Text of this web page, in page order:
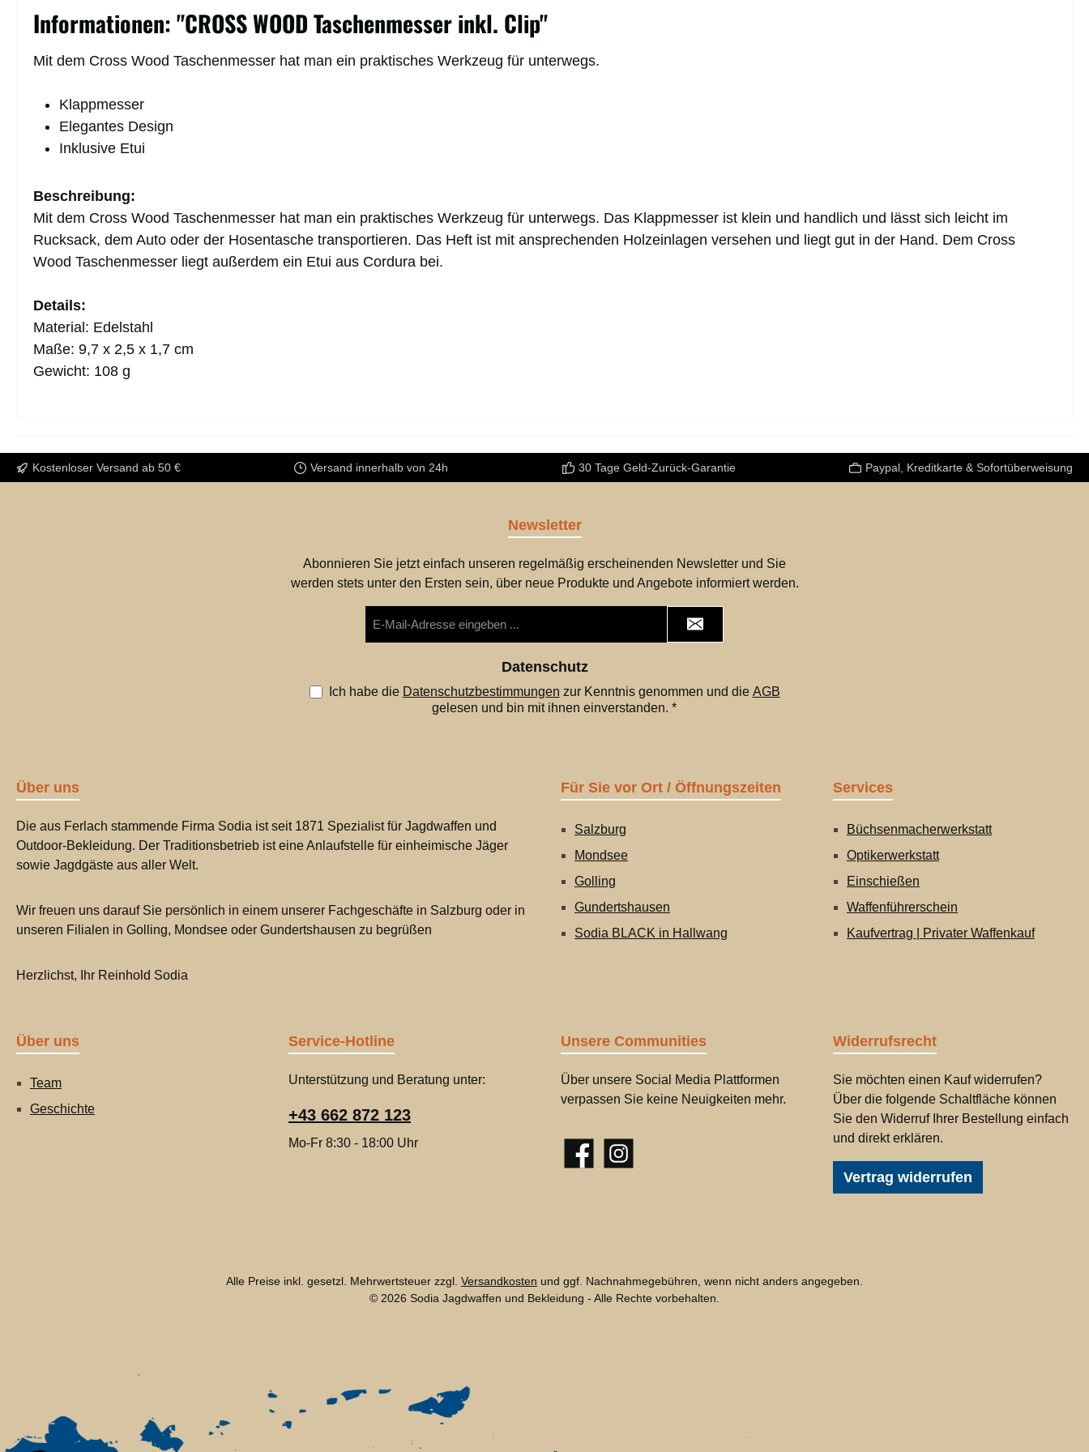
Informationen: "CROSS WOOD Taschenmesser inkl. Clip"
Mit dem Cross Wood Taschenmesser hat man ein praktisches Werkzeug für unterwegs.
Klappmesser
Elegantes Design
Inklusive Etui
Beschreibung:
Mit dem Cross Wood Taschenmesser hat man ein praktisches Werkzeug für unterwegs. Das Klappmesser ist klein und handlich und lässt sich leicht im
Rucksack, dem Auto oder der Hosentasche transportieren. Das Heft ist mit ansprechenden Holzeinlagen versehen und liegt gut in der Hand. Dem Cross
Wood Taschenmesser liegt außerdem ein Etui aus Cordura bei.
Details:
Material: Edelstahl
Maße: 9,7 x 2,5 x 1,7 cm
Gewicht: 108 g
Kostenloser Versand ab 50 € Versand innerhalb von 24h 30 Tage Geld-Zurück-Garantie Paypal, Kreditkarte & Sofortüberweisung
Newsletter
Abonnieren Sie jetzt einfach unseren regelmäßig erscheinenden Newsletter und Sie
werden stets unter den Ersten sein, über neue Produkte und Angebote informiert werden.
Mail-
Datenschutz
Ich habe die Datenschutzbestimmungen zur Kenntnis genommen und die AGB
gelesen und bin mit ihnen einverstanden. *
Über uns
Die aus Ferlach stammende Firma Sodia ist seit 1871 Spezialist für Jagdwaffen und
Outdoor-Bekleidung. Der Traditionsbetrieb ist eine Anlaufstelle für einheimische Jäger
sowie Jagdgäste aus aller Welt.
Wir freuen uns darauf Sie persönlich in einem unserer Fachgeschäfte in Salzburg oder in
unseren Filialen in Golling, Mondsee oder Gundertshausen zu begrüßen
Herzlichst, Ihr Reinhold Sodia
Für Sie vor Ort / Öffnungszeiten
Salzburg
Mondsee
Golling
Gundertshausen
Sodia BLACK in Hallwang
Services
Büchsenmacherwerkstatt
Optikerwerkstatt
Einschießen
Waffenführerschein
Kaufvertrag | Privater Waffenkauf
Über uns
Team
Geschichte
Service-Hotline
Unterstützung und Beratung unter:
+43 662 872 123
Mo-Fr 8:30 - 18:00 Uhr
Unsere Communities
Über unsere Social Media Plattformen
verpassen Sie keine Neuigkeiten mehr.
FacebookInstagram
Widerrufsrecht
Sie möchten einen Kauf widerrufen?
Über die folgende Schaltfläche können
Sie den Widerruf Ihrer Bestellung einfach
und direkt erklären.
Vertrag widerrufen
Alle Preise inkl. gesetzl. Mehrwertsteuer zzgl. Versandkosten und ggf. Nachnahmegebühren, wenn nicht anders angegeben.
© 2026 Sodia Jagdwaffen und Bekleidung - Alle Rechte vorbehalten.